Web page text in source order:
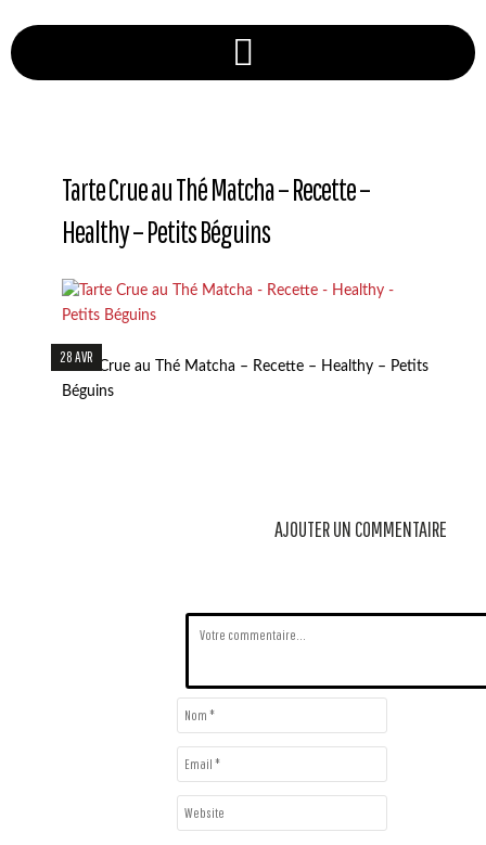
Tarte Crue au Thé Matcha – Recette –
Healthy – Petits Béguins
28 AVR
Tarte Crue au Thé Matcha – Recette – Healthy – Petits
Béguins
AJOUTER UN COMMENTAIRE